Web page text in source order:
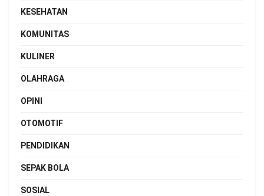
KESEHATAN
KOMUNITAS
KULINER
OLAHRAGA
OPINI
OTOMOTIF
PENDIDIKAN
SEPAK BOLA
SOSIAL